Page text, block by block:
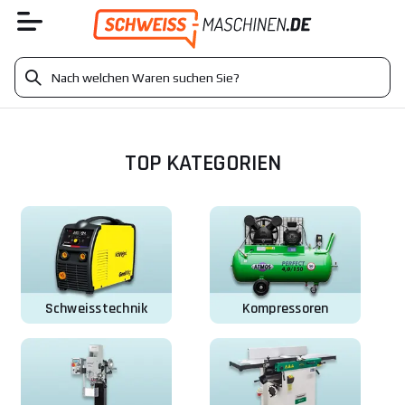
TOP KATEGORIEN
Schweisstechnik Kompressoren